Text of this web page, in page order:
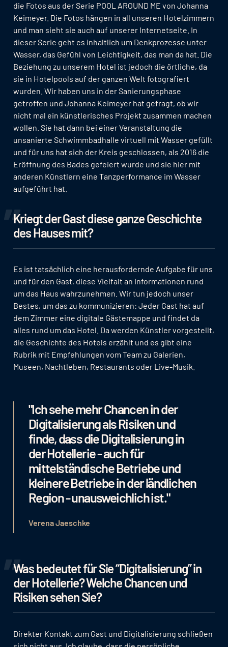
die Fotos aus der Serie POOL AROUND ME von Johanna
Keimeyer. Die Fotos hängen in all unseren Hotelzimmern
und man sieht sie auch auf unserer Internetseite. In
dieser Serie geht es inhaltlich um Denkprozesse unter
Wasser, das Gefühl von Leichtigkeit, das man da hat. Die
Beziehung zu unserem Hotel ist jedoch die örtliche, da
sie in Hotelpools auf der ganzen Welt fotografiert
wurden. Wir haben uns in der Sanierungsphase
getroffen und Johanna Keimeyer hat gefragt, ob wir
nicht mal ein künstlerisches Projekt zusammen machen
wollen. Sie hat dann bei einer Veranstaltung die
unsanierte Schwimmbadhalle virtuell mit Wasser gefüllt
und für uns hat sich der Kreis geschlossen, als 2016 die
Eröffnung des Bades gefeiert wurde und sie hier mit
anderen Künstlern eine Tanzperformance im Wasser
aufgeführt hat.
Kriegt der Gast diese ganze Geschichte
des Hauses mit?
Es ist tatsächlich eine herausfordernde Aufgabe für uns
und für den Gast, diese Vielfalt an Informationen rund
um das Haus wahrzunehmen. Wir tun jedoch unser
Bestes, um das zu kommunizieren: Jeder Gast hat auf
dem Zimmer eine digitale Gästemappe und findet da
alles rund um das Hotel. Da werden Künstler vorgestellt,
die Geschichte des Hotels erzählt und es gibt eine
Rubrik mit Empfehlungen vom Team zu Galerien,
Museen, Nachtleben, Restaurants oder Live-Musik.
"Ich sehe mehr Chancen in der
Digitalisierung als Risiken und
finde, dass die Digitalisierung in
der Hotellerie - auch für
mittelständische Betriebe und
kleinere Betriebe in der ländlichen
Region - unausweichlich ist."
Verena Jaeschke
Was bedeutet für Sie “Digitalisierung” in
der Hotellerie? Welche Chancen und
Risiken sehen Sie?
Direkter Kontakt zum Gast und Digitalisierung schließen